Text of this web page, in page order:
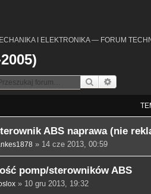
I ELEKTRONIKA — FORUM
Szukaj
ABS naprawa (nie
» 14 cze 2013, 00:59
pomp/sterowników ABS
» 10 gru 2013, 19:32